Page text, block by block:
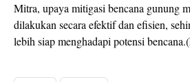
Mitra, upaya mitigasi bencana gunung
dilakukan secara efektif dan efisien,
lebih siap menghadapi potensi